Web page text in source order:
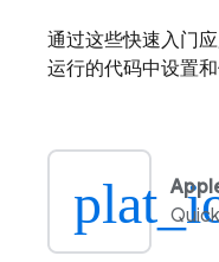
通过这些快速入门
运行的代码中设置